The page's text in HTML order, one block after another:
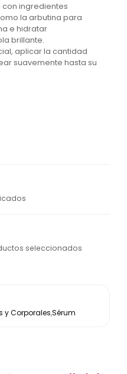
ingredientes
la arbutina para
e hidratar
brillante.
aplicar la cantidad
suavemente hasta su
seleccionados
y Corporales,Sérum